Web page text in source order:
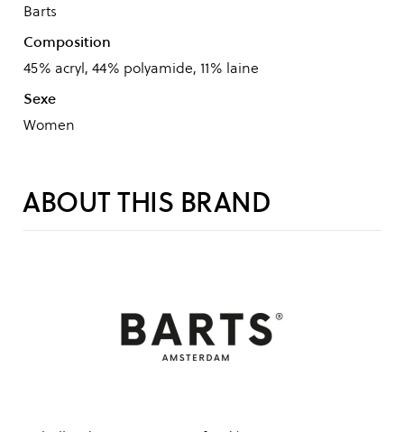
Barts
Composition
45% acryl, 44% polyamide, 11% laine
Sexe
Women
ABOUT THIS BRAND